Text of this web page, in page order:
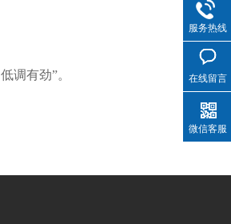
调有劲”。
服务热线
在线留言
微信客服